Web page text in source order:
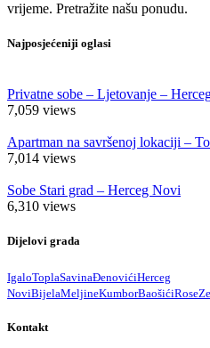
vrijeme. Pretražite našu ponudu.
Najposjećeniji oglasi
Privatne sobe – Ljetovanje –
7,059 views
Apartman na savršenoj lokaciji –
7,014 views
Sobe Stari grad – Herceg Novi
6,310 views
Dijelovi grada
IgaloToplaSavinaĐenovićiHerceg
NoviBijelaMeljineKumborBaošićiRose
Kontakt